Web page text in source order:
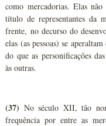
como mercadorias. Elas
título de representantes da
frente, no decurso do
elas (as pessoas) se
do que as personificações
às outras.
(37) No século XII, tão
frequência por entre as